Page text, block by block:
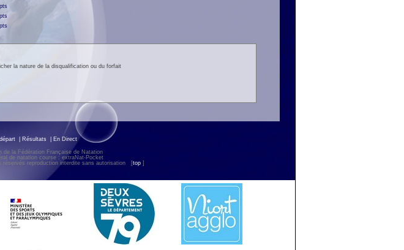
la nature de la disqualification ou du forfait
Résultats En Direct
de la Fédération Française de Natation
de natation course : extraNat-Pocket
reproduction interdite sans autorisation
[top ]